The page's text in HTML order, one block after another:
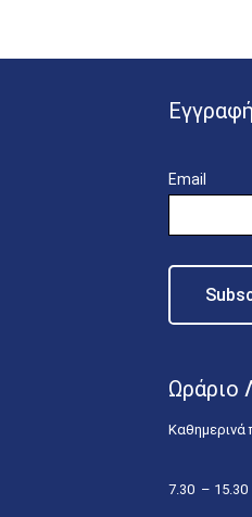
Email
Ωράριο
Καθημερινά
7.30 – 15.30